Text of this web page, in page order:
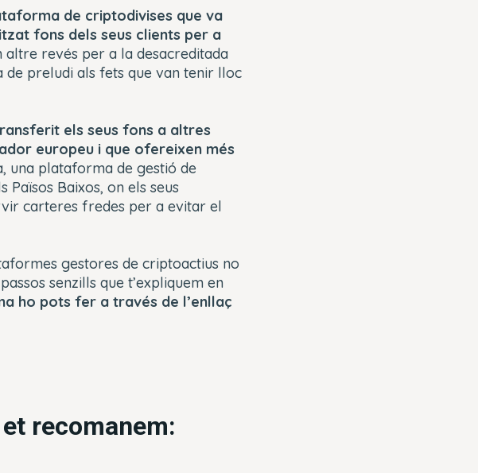
de criptodivises que va
fons dels seus clients per a
altre revés per a la desacreditada
preludi als fets que van tenir lloc
els seus fons a altres
europeu i que ofereixen més
una plataforma de gestió de
Baixos, on els seus
carteres fredes per a evitar el
gestores de criptoactius no
senzills que t’expliquem en
ho pots fer a través de l’enllaç
recomanem: